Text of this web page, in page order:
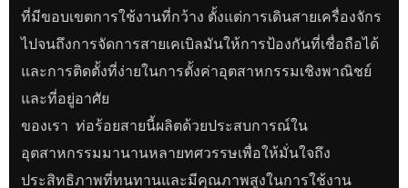
ที่มีขอบเขตการใช้งานที่กว้าง ตั้งแต่การเดินสายเครื่องจักร
ไปจนถึงการจัดการสายเคเบิลมันให้การป้องกันที่เชื่อถือได้
และการติดตั้งที่ง่ายในการตั้งค่าอุตสาหกรรมเชิงพาณิชย์
และที่อยู่อาศัย
ของเรา ท่อร้อยสายนี้ผลิตด้วยประสบการณ์ใน
อุตสาหกรรมมานานหลายทศวรรษเพื่อให้มั่นใจถึง
ประสิทธิภาพที่ทนทานและมีคุณภาพสูงในการใช้งาน